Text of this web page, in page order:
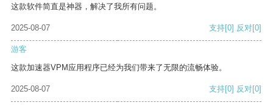
这款软件简直是神器，解决了我所有问题。
2025-08-07 支持[0] 反对[0]
游客
这款加速器VPM应用程序已经为我们带来了无限的流畅体验。
2025-08-07 支持[0] 反对[0]